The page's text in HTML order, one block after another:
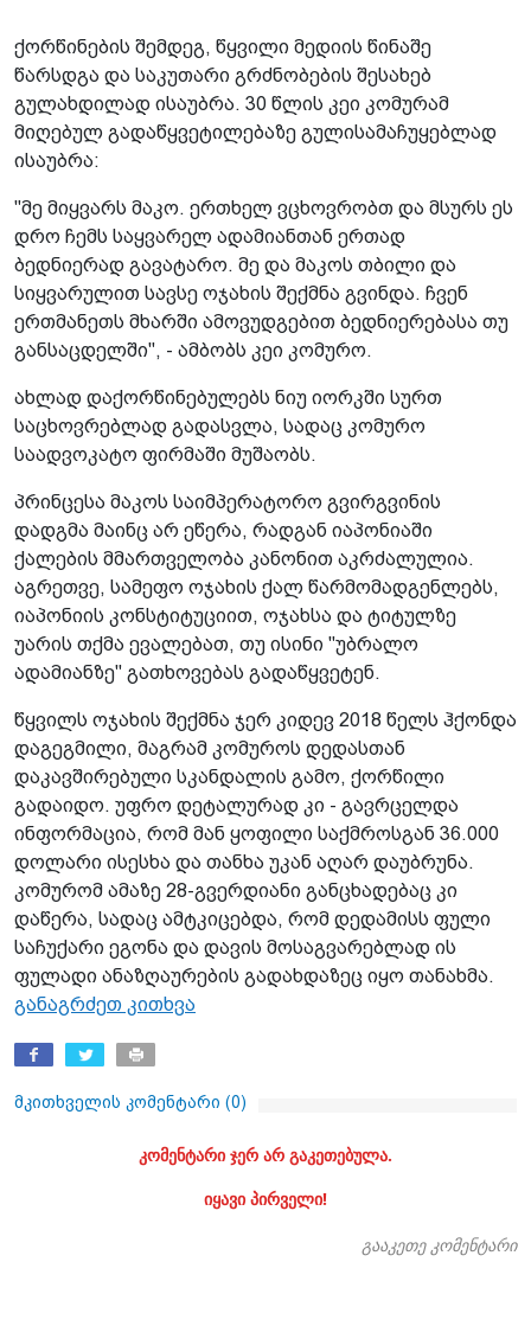
ქორწინების შემდეგ, წყვილი მედიის წინაშე
წარსდგა და საკუთარი გრძნობების შესახებ
გულახდილად ისაუბრა. 30 წლის კეი კომურამ
მიღებულ გადაწყვეტილებაზე გულისამაჩუყებლად
ისაუბრა:
"მე მიყვარს მაკო. ერთხელ ვცხოვრობთ და მსურს ეს
დრო ჩემს საყვარელ ადამიანთან ერთად
ბედნიერად გავატარო. მე და მაკოს თბილი და
სიყვარულით სავსე ოჯახის შექმნა გვინდა. ჩვენ
ერთმანეთს მხარში ამოვუდგებით ბედნიერებასა თუ
განსაცდელში", - ამბობს კეი კომურო.
ახლად დაქორწინებულებს ნიუ იორკში სურთ
საცხოვრებლად გადასვლა, სადაც კომურო
საადვოკატო ფირმაში მუშაობს.
პრინცესა მაკოს საიმპერატორო გვირგვინის
დადგმა მაინც არ ეწერა, რადგან იაპონიაში
ქალების მმართველობა კანონით აკრძალულია.
აგრეთვე, სამეფო ოჯახის ქალ წარმომადგენლებს,
იაპონიის კონსტიტუციით, ოჯახსა და ტიტულზე
უარის თქმა ევალებათ, თუ ისინი "უბრალო
ადამიანზე" გათხოვებას გადაწყვეტენ.
წყვილს ოჯახის შექმნა ჯერ კიდევ 2018 წელს ჰქონდა
დაგეგმილი, მაგრამ კომუროს დედასთან
დაკავშირებული სკანდალის გამო, ქორწილი
გადაიდო. უფრო დეტალურად კი - გავრცელდა
ინფორმაცია, რომ მან ყოფილი საქმროსგან 36.000
დოლარი ისესხა და თანხა უკან აღარ დაუბრუნა.
კომურომ ამაზე 28-გვერდიანი განცხადებაც კი
დაწერა, სადაც ამტკიცებდა, რომ დედამისს ფული
საჩუქარი ეგონა და დავის მოსაგვარებლად ის
ფულადი ანაზღაურების გადახდაზეც იყო თანახმა.
განაგრძეთ კითხვა
მკითხველის კომენტარი (0)
კომენტარი ჯერ არ გაკეთებულა.
იყავი პირველი!
გააკეთე კომენტარი